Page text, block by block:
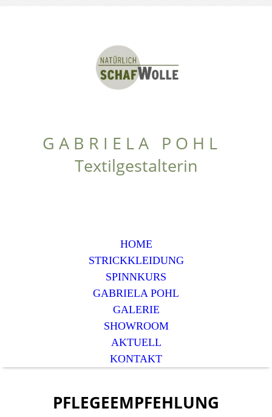
G A B R I E L A P O H L
Textilgestalterin
HOME
STRICKKLEIDUNG
SPINNKURS
GABRIELA POHL
GALERIE
SHOWROOM
AKTUELL
KONTAKT
PFLEGEEMPFEHLUNG